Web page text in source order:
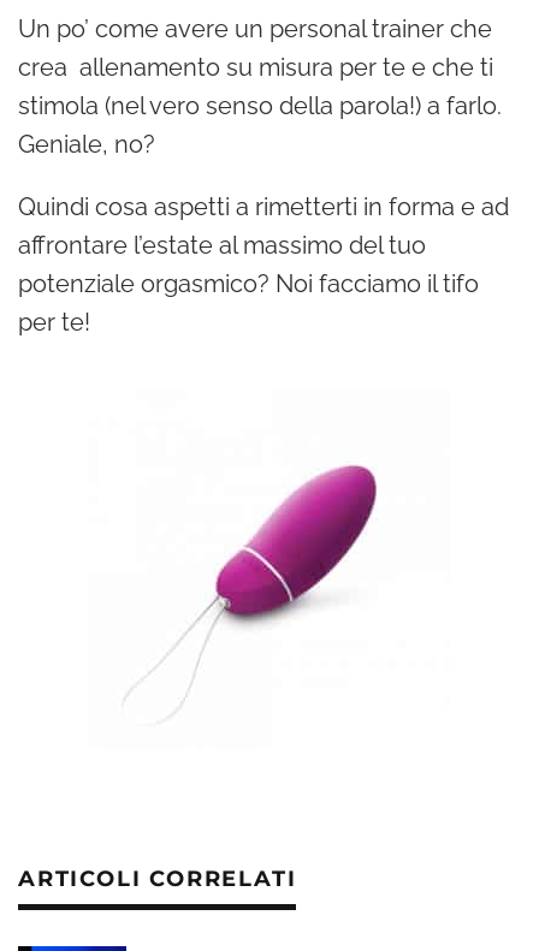
Un po’ come avere un personal trainer che
crea allenamento su misura per te e che ti
stimola (nel vero senso della parola!) a farlo.
Geniale, no?
Quindi cosa aspetti a rimetterti in forma e ad
affrontare l’estate al massimo del tuo
potenziale orgasmico? Noi facciamo il tifo
per te!
ARTICOLI CORRELATI